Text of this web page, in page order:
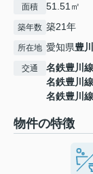
面積 51.51㎡
築年数 築21年
所在地 愛知県豊
交通 名鉄豊川線
名鉄豊川線
名鉄豊川線
物件の特徴